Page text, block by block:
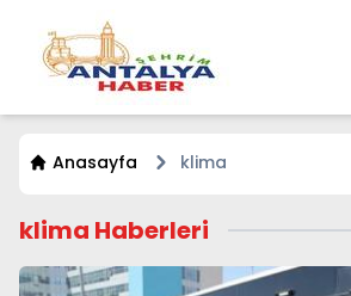
Anasayfa klima
klima Haberleri